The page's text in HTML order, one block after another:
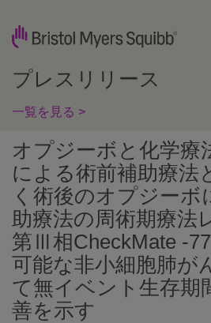
プレスリリース
一覧を見る >
オプジーボと化学療
による術前補助療法
く術後のオプジーボ
助療法の周術期療法
第Ⅲ相CheckMate -
可能な非小細胞肺が
て無イベント生存期
善を示す